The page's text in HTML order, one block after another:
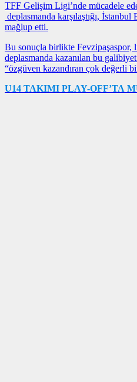
TFF Gelişim Ligi’nde mücadele
deplasmanda karşılaştığı,
mağlup etti.
Bu sonuçla birlikte Fevzipaşaspor,
deplasmanda kazanılan bu
“özgüven kazandıran çok değerli
U14 TAKIMI PLAY-OFF’TA